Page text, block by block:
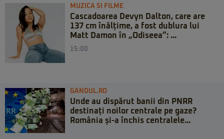
MUZICA SI FILME
Cascadoarea Devyn Dalton, care are
137 cm înălțime, a fost dublura lui
Matt Damon în „Odiseea”: ...
15:00
GANDUL.RO
Unde au dispărut banii din PNRR
destinați noilor centrale pe gaze?
România și-a închis centralele...